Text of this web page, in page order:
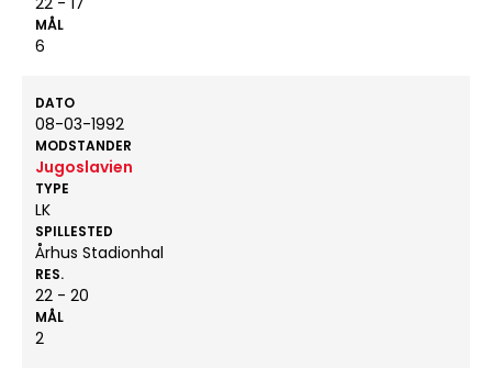
MÅL
6
DATO
08-03-1992
MODSTANDER
Jugoslavien
TYPE
LK
SPILLESTED
Århus Stadionhal
RES.
22 - 20
MÅL
2